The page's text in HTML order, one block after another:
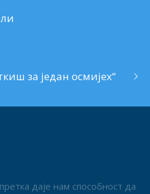
за један осмијех“
даје нам способност да